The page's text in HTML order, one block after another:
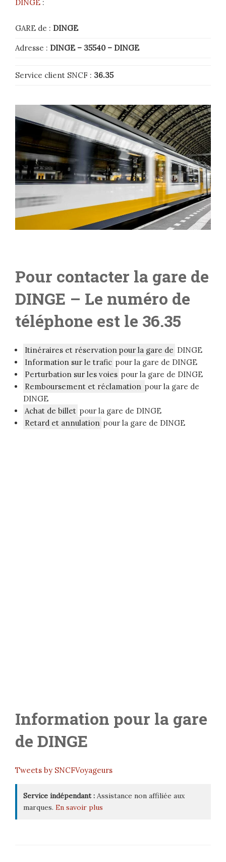
DINGE :
GARE de : DINGE
Adresse : DINGE – 35540 – DINGE
Service client SNCF : 36.35
Pour contacter la gare de
DINGE – Le numéro de
téléphone est le 36.35
Itinéraires et réservation pour la gare de DINGE
Information sur le trafic pour la gare de DINGE
Perturbation sur les voies pour la gare de DINGE
Remboursement et réclamation pour la gare de
DINGE
Achat de billet pour la gare de DINGE
Retard et annulation pour la gare de DINGE
Information pour la gare
de DINGE
Tweets by SNCFVoyageurs
Service indépendant : Assistance non affiliée aux
marques. En savoir plus